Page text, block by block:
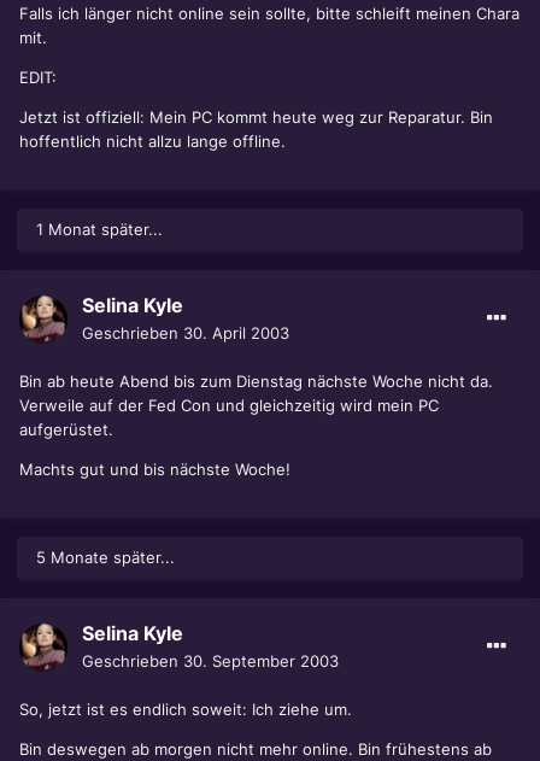
Falls ich länger nicht online sein sollte, bitte schleift meinen Chara
mit.
EDIT:
Jetzt ist offiziell: Mein PC kommt heute weg zur Reparatur. Bin
hoffentlich nicht allzu lange offline.
1 Monat später...
Selina Kyle
Geschrieben 30. April 2003
Bin ab heute Abend bis zum Dienstag nächste Woche nicht da.
Verweile auf der Fed Con und gleichzeitig wird mein PC
aufgerüstet.
Machts gut und bis nächste Woche!
5 Monate später...
Selina Kyle
Geschrieben 30. September 2003
So, jetzt ist es endlich soweit: Ich ziehe um.
Bin deswegen ab morgen nicht mehr online. Bin frühestens ab